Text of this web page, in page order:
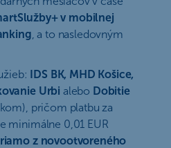
v mobilnej
, a to nasledovným
IDS BK, MHD Košice,
Urbi alebo Dobitie
pričom platbu za
minimálne 0,01 EUR
z novootvoreného